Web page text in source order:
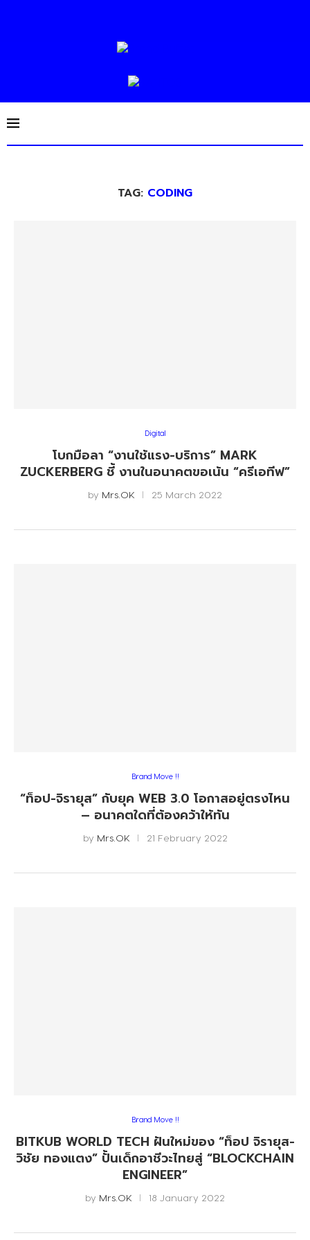
TAG: CODING
Digital
โบกมือลา “งานใช้แรง-บริการ” MARK
ZUCKERBERG ชี้ งานในอนาคตขอเน้น “ครีเอทีฟ”
by Mrs.OK 25 March 2022
Brand Move !!
“ท็อป-จิรายุส” กับยุค WEB 3.0 โอกาสอยู่ตรงไหน
– อนาคตใดที่ต้องคว้าให้ทัน
by Mrs.OK 21 February 2022
Brand Move !!
BITKUB WORLD TECH ฝันใหม่ของ “ท็อป จิรายุส-
วิชัย ทองแตง” ปั้นเด็กอาชีวะไทยสู่ “BLOCKCHAIN
ENGINEER”
by Mrs.OK 18 January 2022